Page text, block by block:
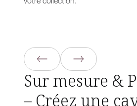
Sur mesure &
– Créez une